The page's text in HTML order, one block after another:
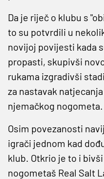
Da je riječ o klubu s
to su potvrdili u
novijoj povijesti kada
propasti, skupivši
rukama izgradivši
za nastavak
njemačkog nogometa.
Osim povezanosti
igrači jednom kad
klub. Otkrio je to i
nogometaš Real Salt